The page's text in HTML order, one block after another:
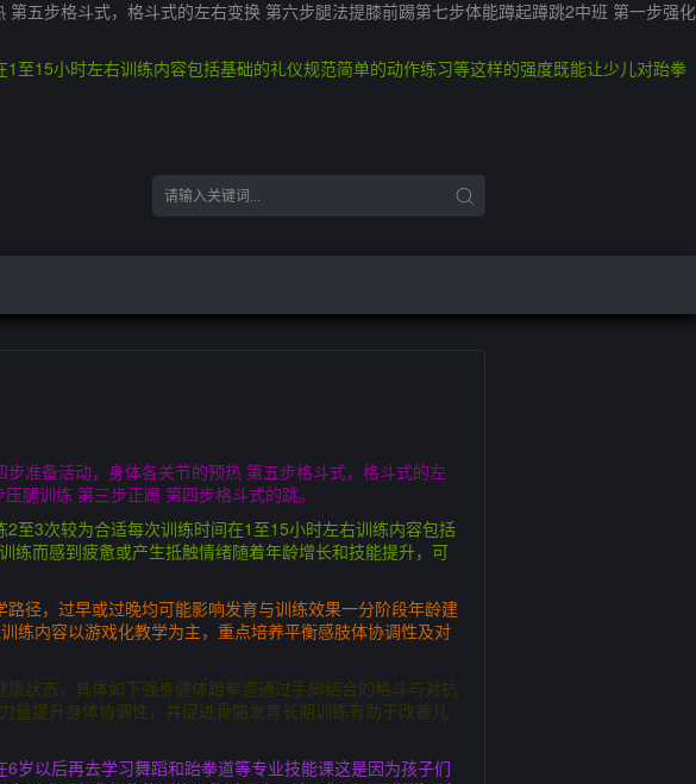
五步格斗式，格斗式的左右变换 第六步腿法提膝前踢第七步体能蹲起蹲跳2中班 第一步强化
15小时左右训练内容包括基础的礼仪规范简单的动作练习等这样的强度既能让少儿对跆拳
准备活动，身体各关节的预热 第五步格斗式，格斗式的左
腿训练 第三步正踢 第四步格斗式的跳。
至3次较为合适每次训练时间在1至15小时左右训练内容包括
练而感到疲惫或产生抵触情绪随着年龄增长和技能提升，可
径，过早或过晚均可能影响发育与训练效果一分阶段年龄建
练内容以游戏化教学为主，重点培养平衡感肢体协调性及对
状态，具体如下强身健体跆拳道通过手脚结合的格斗与对抗
提升身体协调性，并促进骨骼发育长期训练有助于改善儿
岁以后再去学习舞蹈和跆拳道等专业技能课这是因为孩子们